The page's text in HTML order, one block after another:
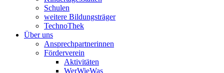
Schulen
weitere Bildungsträger
TechnoThek
Über uns
Ansprechpartnerinnen
Förderverein
Aktivitäten
WerWieWas